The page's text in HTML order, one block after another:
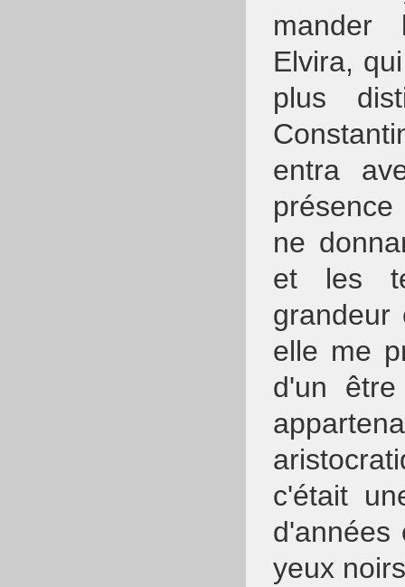
mander
Elvira,
plus
entra
ne
et les
grandeur
elle me
d'un
c'était
d'années
yeux